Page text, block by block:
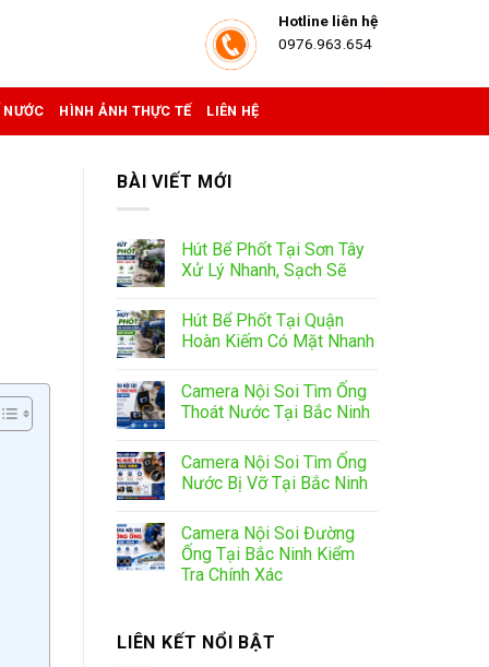
Hotline liên hệ
0976.963.654
NƯỚC HÌNH ẢNH THỰC TẾ LIÊN HỆ
BÀI VIẾT MỚI
Hút Bể Phốt Tại Sơn Tây
Xử Lý Nhanh, Sạch Sẽ
Hút Bể Phốt Tại Quận
Hoàn Kiếm Có Mặt Nhanh
Camera Nội Soi Tìm Ống
Thoát Nước Tại Bắc Ninh
Camera Nội Soi Tìm Ống
Nước Bị Vỡ Tại Bắc Ninh
Camera Nội Soi Đường
Ống Tại Bắc Ninh Kiểm
Tra Chính Xác
LIÊN KẾT NỔI BẬT